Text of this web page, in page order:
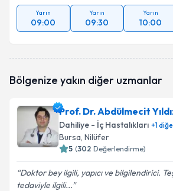
Yarın
09:00
Yarın
09:30
Yarın
10:00
Bölgenize yakın diğer uzmanlar
Prof. Dr. Abdülmecit
Dahiliye - İç Hastalıkları +1
Bursa, Nilüfer
5 (302 Değerlendirme)
Doktor bey ilgili, yapıcı ve bilgilendirici.
tedaviyle ilgili...